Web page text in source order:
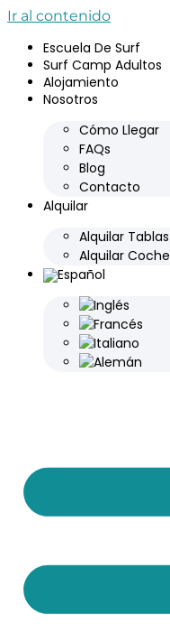
Ir al contenido
Escuela De Surf
Surf Camp Adultos
Alojamiento
Nosotros
Cómo Llegar
FAQs
Blog
Contacto
Alquilar
Alquilar Tablas
Alquilar Coche